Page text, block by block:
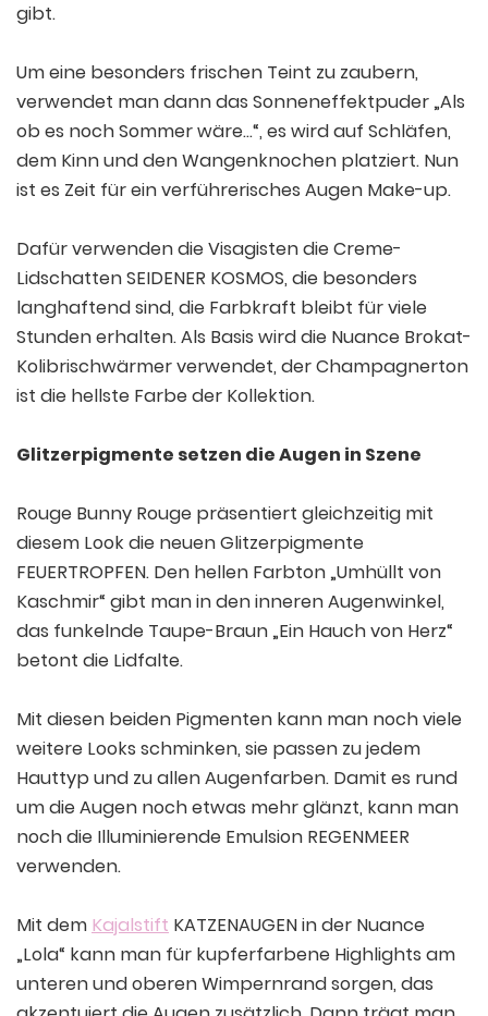
gibt.
Um eine besonders frischen Teint zu zaubern,
verwendet man dann das Sonneneffektpuder „Als
ob es noch Sommer wäre…“, es wird auf Schläfen,
dem Kinn und den Wangenknochen platziert. Nun
ist es Zeit für ein verführerisches Augen Make-up.
Dafür verwenden die Visagisten die Creme-
Lidschatten SEIDENER KOSMOS, die besonders
langhaftend sind, die Farbkraft bleibt für viele
Stunden erhalten. Als Basis wird die Nuance Brokat-
Kolibrischwärmer verwendet, der Champagnerton
ist die hellste Farbe der Kollektion.
Glitzerpigmente setzen die Augen in Szene
Rouge Bunny Rouge präsentiert gleichzeitig mit
diesem Look die neuen Glitzerpigmente
FEUERTROPFEN. Den hellen Farbton „Umhüllt von
Kaschmir“ gibt man in den inneren Augenwinkel,
das funkelnde Taupe-Braun „Ein Hauch von Herz“
betont die Lidfalte.
Mit diesen beiden Pigmenten kann man noch viele
weitere Looks schminken, sie passen zu jedem
Hauttyp und zu allen Augenfarben. Damit es rund
um die Augen noch etwas mehr glänzt, kann man
noch die Illuminierende Emulsion REGENMEER
verwenden.
Mit dem Kajalstift KATZENAUGEN in der Nuance
„Lola“ kann man für kupferfarbene Highlights am
unteren und oberen Wimpernrand sorgen, das